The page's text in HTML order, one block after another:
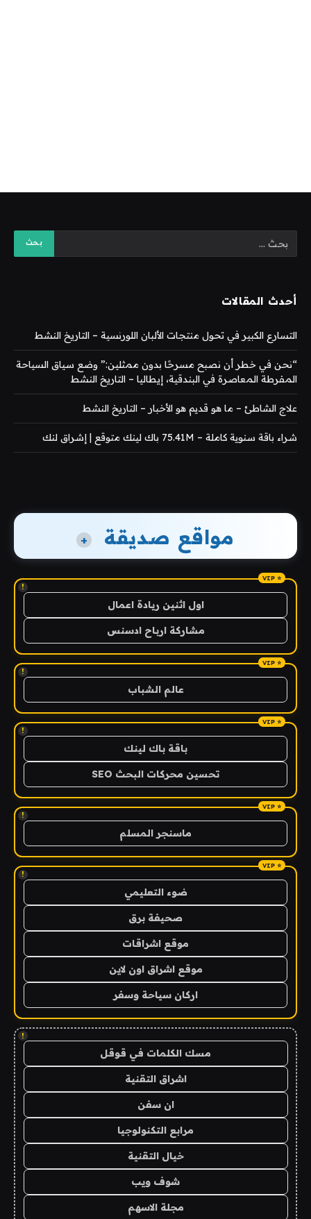
أحدث المقالات
التسارع الكبير في تحول منتجات الألبان اللورنسية – التاريخ النشط
“نحن في خطر أن نصبح مسرحًا بدون ممثلين:” وضع سياق السياحة
المفرطة المعاصرة في البندقية، إيطاليا – التاريخ النشط
علاج الشاطئ – ما هو قديم هو الأخبار – التاريخ النشط
شراء باقة سنوية كاملة – 75.41M باك لينك متوقع | إشراق لنك
مواقع صديقة +
!
اول اثنين ريادة اعمال
مشاركة ارباح ادسنس
!
عالم الشباب
!
باقة باك لينك
تحسين محركات البحث SEO
!
ماسنجر المسلم
!
ضوء التعليمي
صحيفة برق
موقع اشراقات
موقع اشراق اون لاين
اركان سياحة وسفر
!
مسك الكلمات في قوقل
اشراق التقنية
ان سفن
مرابع التكنولوجيا
خيال التقنية
شوف ويب
مجلة الاسهم